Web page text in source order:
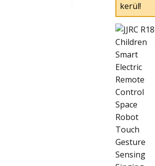
kerül!